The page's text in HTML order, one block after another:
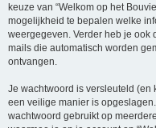
keuze van “Welkom op het
mogelijkheid te bepalen welke
weergegeven. Verder heb je ook
mails die automatisch worden
ontvangen.
Je wachtwoord is versleuteld
een veilige manier is
wachtwoord gebruikt op